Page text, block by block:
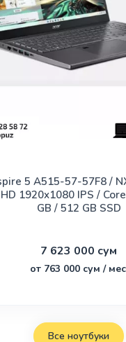
5 A515-57-57F8 /
1920x1080 IPS /
GB / 512 GB SSD
7 623 000 сум
от 763 000 сум /
Все ноутбуки